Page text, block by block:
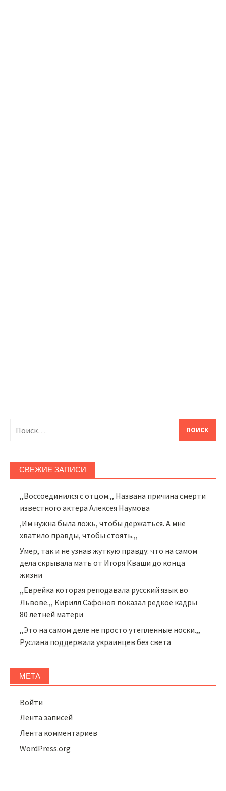
СВЕЖИЕ ЗАПИСИ
,,Воссоединился с отцом.,, Названа причина смерти
известного актера Алексея Наумова
,Им нужна была ложь, чтобы держаться. А мне
хватило правды, чтобы стоять.,,
Умер, так и не узнав жуткую правду: что на самом
дела скрывала мать от Игоря Кваши до конца
жизни
,,Еврейка которая реподавала русский язык во
Львове.,, Кирилл Сафонов показал редкое кадры
80 летней матери
,,Это на самом деле не просто утепленные носки.,,
Руслана поддержала украинцев без света
МЕТА
Войти
Лента записей
Лента комментариев
WordPress.org